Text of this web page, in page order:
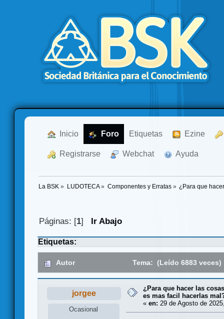
Inicio Foro Etiquetas Ezine
Registrarse Webchat Ayuda
La BSK » LUDOTECA» Componentes y Erratas» ¿Para que
Páginas: [1] Ir Abajo
Etiquetas:
Autor Tema: (Leído 6883 veces)
jorgee
Ocasional
¿Para que hacer las
es mas facil hacerlas
« en: 29 de Agosto de